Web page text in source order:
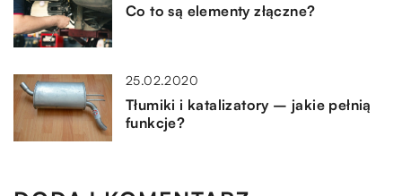
Co to są elementy złączne?
25.02.2020
Tłumiki i katalizatory – jakie pełnią
funkcje?